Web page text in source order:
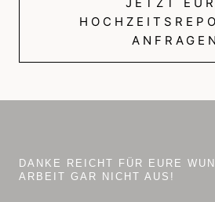
ANFRAGEN
DANKE REICHT FÜR EURE
ARBEIT GAR NICHT AUS!